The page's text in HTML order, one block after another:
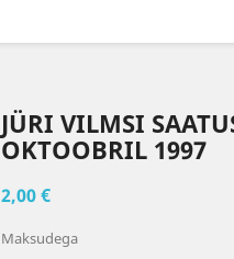
JÜRI VILMSI
OKTOOBRIL 1997
2,00 €
Maksudega